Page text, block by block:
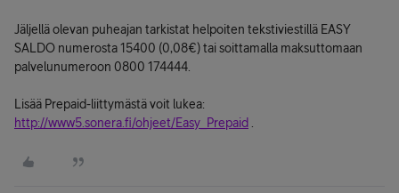
Jäljellä olevan puheajan tarkistat helpoiten tekstiviestillä EASY
SALDO numerosta 15400 (0,08€) tai soittamalla maksuttomaan
palvelunumeroon 0800 174444.
Lisää Prepaid-liittymästä voit lukea:
http://www5.sonera.fi/ohjeet/Easy_Prepaid